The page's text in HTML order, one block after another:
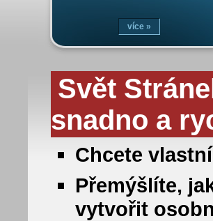
více »
Svět
snadno a
Chcete
Přemýšlíte,
vytvořit